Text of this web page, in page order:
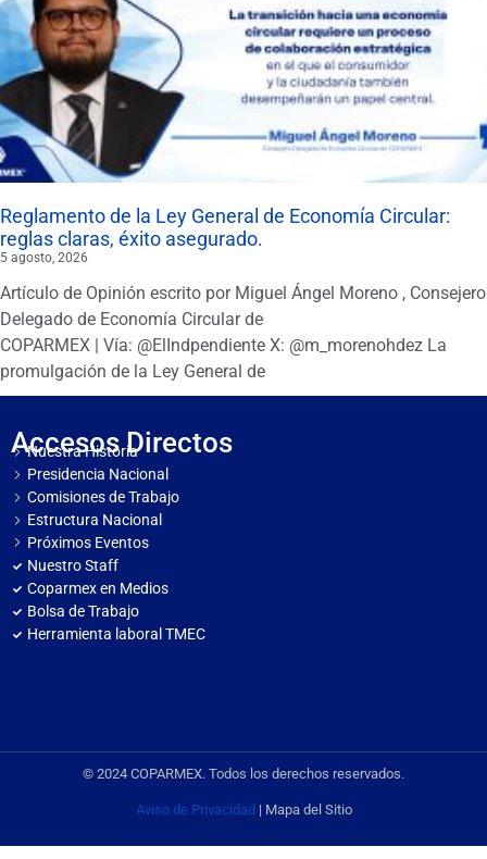
Reglamento de la Ley General de Economía Circular:
reglas claras, éxito asegurado.
5 agosto, 2026
Artículo de Opinión escrito por Miguel Ángel Moreno , Consejero
Delegado de Economía Circular de
COPARMEX | Vía: @ElIndpendiente X: @m_morenohdez La
promulgación de la Ley General de
Accesos Directos
Nuestra Historia
Presidencia Nacional
Comisiones de Trabajo
Estructura Nacional
Próximos Eventos
Nuestro Staff
Coparmex en Medios
Bolsa de Trabajo
Herramienta laboral TMEC
© 2024 COPARMEX. Todos los derechos reservados.
Aviso de Privacidad | Mapa del Sitio